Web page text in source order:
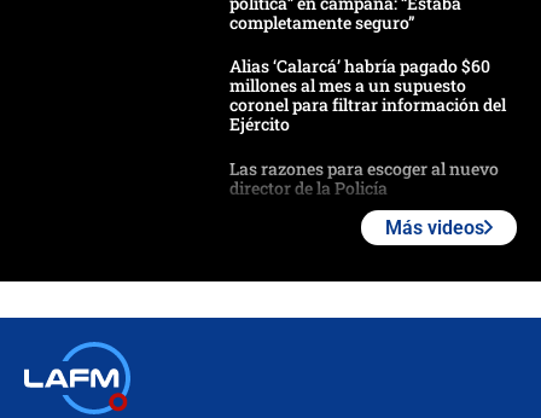
completamente seguro”
Alias ‘Calarcá’ habría pagado $60
millones al mes a un supuesto
coronel para filtrar información del
Ejército
Las razones para escoger al nuevo
director de la Policía
futuro les espera a las cabalgatas en
Más videos